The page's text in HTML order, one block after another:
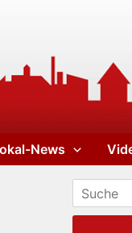
News